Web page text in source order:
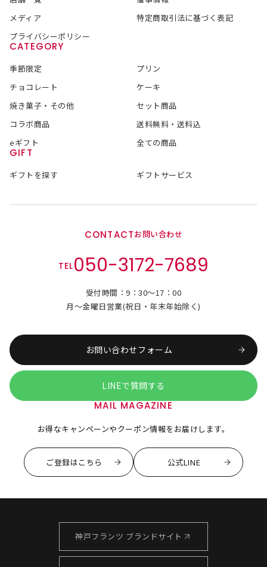
メディア
特定商取引法に基づく表記
プライバシーポリシー
CATEGORY
季節限定
プリン
チョコレート
ケーキ
焼き菓子・その他
セット商品
コラボ商品
送料無料・送料込
eギフト
全ての商品
GIFT
ギフトを探す ギフトサービス
CONTACTお問い合わせ
TEL050-3172-7689
受付時間：9：30～17：00
月～金曜日営業(祝日・年末年始除く)
お問い合わせフォーム
LINEで質問する
MAIL MAGAZINE
お得なキャンペーンやクーポン情報をお届けします。
ご登録はこちら 公式LINE
神戸フランツ ブランドサイト